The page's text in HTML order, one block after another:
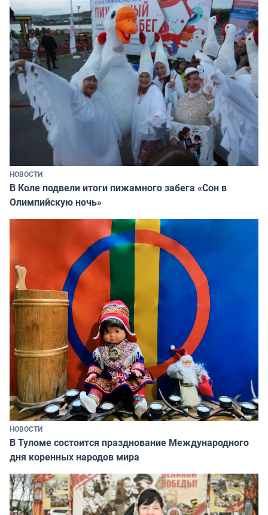
НОВОСТИ
В Коле подвели итоги пижамного забега «Сон в
Олимпийскую ночь»
НОВОСТИ
В Туломе состоится празднование Международного
дня коренных народов мира